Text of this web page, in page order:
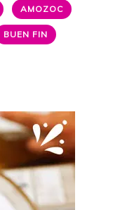
AMOZOC
BUEN FIN